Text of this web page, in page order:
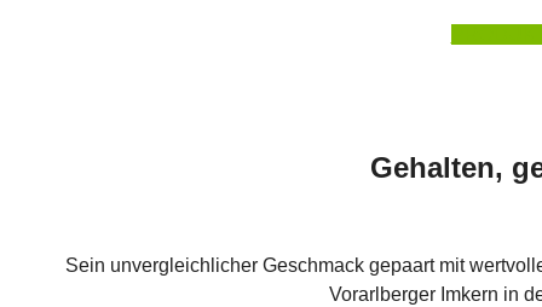
Gehalten,
Sein unvergleichlicher Geschmack gepaart mit
Vorarlberger Imkern in